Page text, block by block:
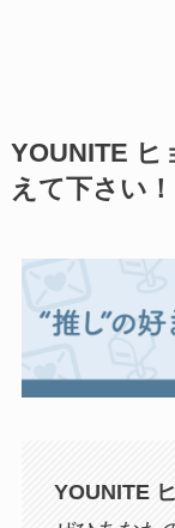
YOUNITE ヒ
えて下さい！
YOUNITE